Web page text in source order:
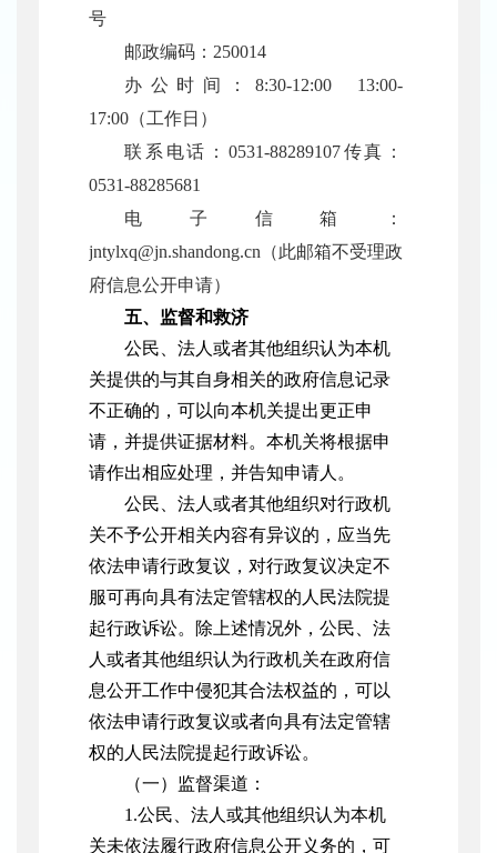
号
邮政编码：250014
办公时间：8:30-12:00 13:00-
17:00（工作日）
联系电话：0531-88289107传真：
0531-88285681
电子信箱：
jntylxq@jn.shandong.cn （此邮箱不受理政
府信息公开申请）
五、监督和救济
公民、法人或者其他组织认为本机
关提供的与其自身相关的政府信息记录
不正确的，可以向本机关提出更正申
请，并提供证据材料。本机关将根据申
请作出相应处理，并告知申请人。
公民、法人或者其他组织对行政机
关不予公开相关内容有异议的，应当先
依法申请行政复议，对行政复议决定不
服可再向具有法定管辖权的人民法院提
起行政诉讼。除上述情况外，公民、法
人或者其他组织认为行政机关在政府信
息公开工作中侵犯其合法权益的，可以
依法申请行政复议或者向具有法定管辖
权的人民法院提起行政诉讼。
（一）监督渠道：
1.公民、法人或其他组织认为本机
关未依法履行政府信息公开义务的，可